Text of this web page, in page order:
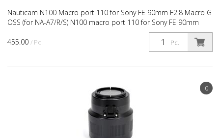
455.00 / Pc. Pc.
Nauticam N100 Macro port 110 for Sony FE 90mm F2.8 Macro G
OSS (for NA-A7/R/S) N100 macro port 110 for Sony FE 90mm
F2.8 Macro G OSS Compatible housing model: NA-A7/R/S (...
0